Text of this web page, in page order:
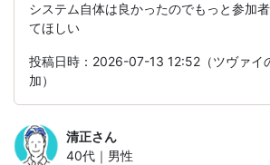
システム自体は良かったのでもっと参加
てほしい
投稿日時：2026-07-13 12:52（ツヴァイ
加）
清正さん
40代｜男性